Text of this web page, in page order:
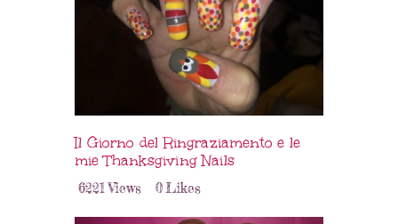
Il Giorno del Ringraziamento e le
mie Thanksgiving Nails
6221Views 0Likes